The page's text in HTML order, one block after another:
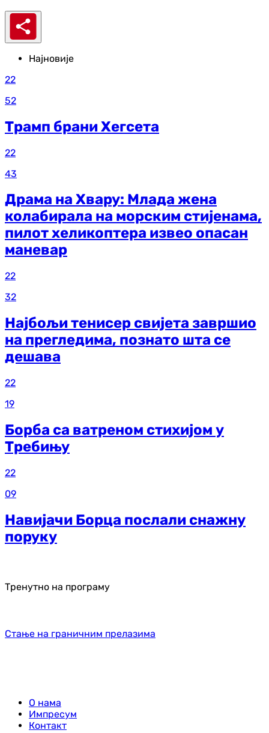
Најновије
22
52
Трамп брани Хегсета
22
43
Драма на Хвару: Млада жена
колабирала на морским стијенама,
пилот хеликоптера извео опасан
маневар
22
32
Најбољи тенисер свијета завршио
на прегледима, познато шта се
дешава
22
19
Борба са ватреном стихијом у
Требињу
22
09
Навијачи Борца послали снажну
поруку
Тренутно на програму
Стање на граничним прелазима
О нама
Импресум
Контакт